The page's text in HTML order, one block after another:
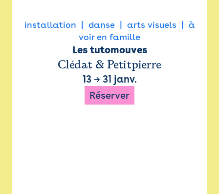
installation danse arts visuels
à
voir en famille
Les tutomouves
Clédat & Petitpierre
13→ 31 janv.
Réserver